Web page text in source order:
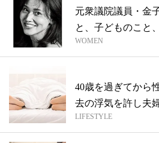
元衆議院議員・金
と、子どものこと
WOMEN
40歳を過ぎてから
去の浮気を許し夫
心...
LIFESTYLE